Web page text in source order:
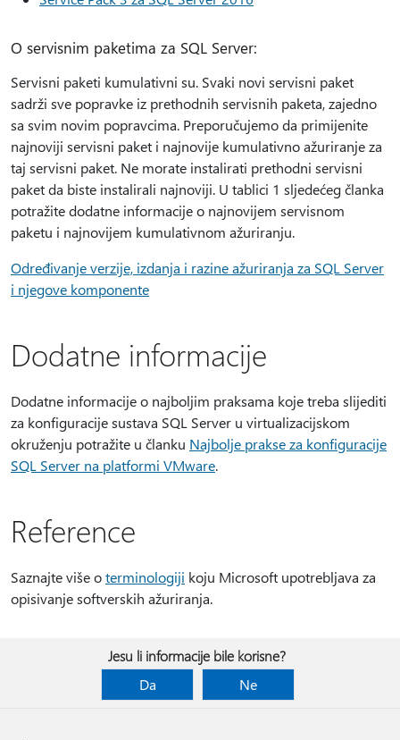
O servisnim paketima za SQL Server:
Servisni paketi kumulativni su. Svaki novi servisni paket
sadrži sve popravke iz prethodnih servisnih paketa, zajedno
sa svim novim popravcima. Preporučujemo da primijenite
najnoviji servisni paket i najnovije kumulativno ažuriranje za
taj servisni paket. Ne morate instalirati prethodni servisni
paket da biste instalirali najnoviji. U tablici 1 sljedećeg članka
potražite dodatne informacije o najnovijem servisnom
paketu i najnovijem kumulativnom ažuriranju.
Određivanje verzije, izdanja i razine ažuriranja za SQL Server
i njegove komponente
Dodatne informacije
Dodatne informacije o najboljim praksama koje treba slijediti
za konfiguracije sustava SQL Server u virtualizacijskom
okruženju potražite u članku Najbolje prakse za konfiguracije
SQL Server na platformi VMware.
Reference
Saznajte više oterminologiji koju Microsoft upotrebljava za
opisivanje softverskih ažuriranja.
Jesu li informacije bile korisne?
Da
Ne